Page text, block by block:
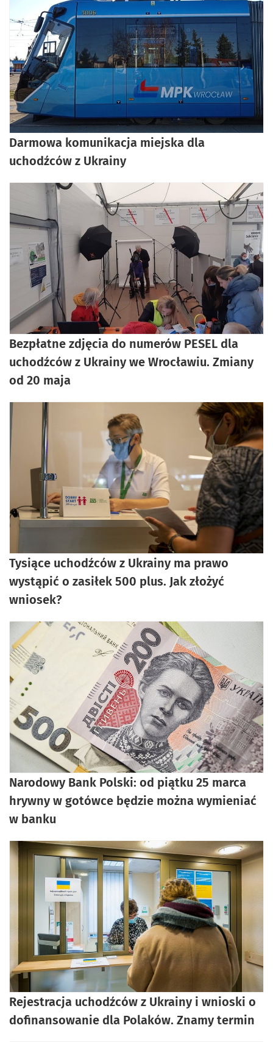
Darmowa komunikacja miejska dla
uchodźców z Ukrainy
Bezpłatne zdjęcia do numerów PESEL dla
uchodźców z Ukrainy we Wrocławiu. Zmiany
od 20 maja
Tysiące uchodźców z Ukrainy ma prawo
wystąpić o zasiłek 500 plus. Jak złożyć
wniosek?
Narodowy Bank Polski: od piątku 25 marca
hrywny w gotówce będzie można wymieniać
w banku
Rejestracja uchodźców z Ukrainy i wnioski o
dofinansowanie dla Polaków. Znamy termin